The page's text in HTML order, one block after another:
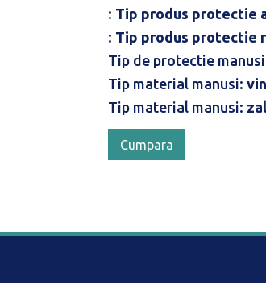
: Tip produs protectie
: Tip produs protectie
Tip de protectie
Tip material manusi:
Tip material manusi:
Cumpara